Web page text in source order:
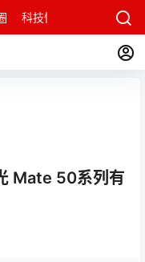
科技快讯 智能科技问
Mate 50系列有